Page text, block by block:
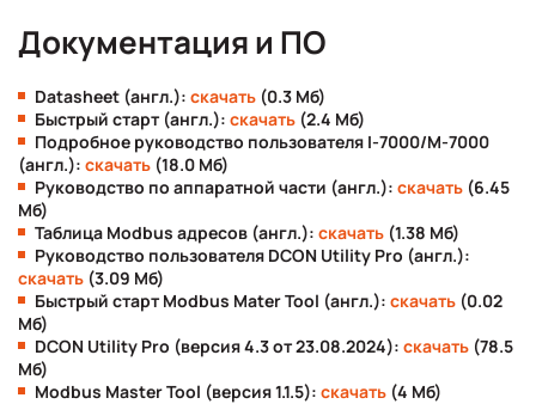
Документация и ПО
Datasheet (англ.): скачать (0.3 Мб)
Быстрый старт (англ.): скачать (2.4 Мб)
Подробное руководство пользователя I-7000/M-7000
(англ.): скачать (18.0 Мб)
Руководство по аппаратной части (англ.): скачать (6.45
Мб)
Таблица Modbus адресов (англ.): скачать (1.38 Мб)
Руководство пользователя DCON Utility Pro (англ.):
скачать (3.09 Мб)
Быстрый старт Modbus Mater Tool (англ.): скачать (0.02
Мб)
DCON Utility Pro (версия 4.3 от 23.08.2024): скачать (78.5
Мб)
Modbus Master Tool (версия 1.1.5): скачать (4 Мб)